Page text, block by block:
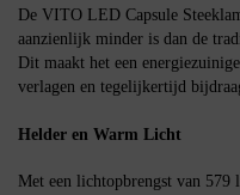
De VITO LED Capsule
aanzienlijk minder is dan de
Dit maakt het een
verlagen en tegelijkertijd
Helder en Warm Licht
Met een lichtopbrengst van 579